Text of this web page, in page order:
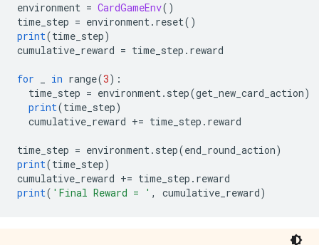
environment = CardGameEnv()
time_step = environment. reset()
print(time_step)
cumulative_reward = time_step . reward
for in range(3):
time_step = environment. step(get_new_card_action)
print(time_step)
cumulative_reward += time_step . reward
time_step = environment. step(end_round_action)
print(time_step)
cumulative_reward += time_step . reward
print( 'Final Reward = ' , cumulative_reward)